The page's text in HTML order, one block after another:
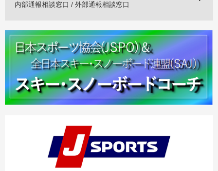
内部通報相談窓口 / 外部通報相談窓口